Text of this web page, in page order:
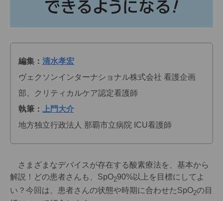
編集： 清水孝宏
ヴェクソンインターナショナル株式会社 看護企画
部、クリティカルケア認定看護師
執筆：
上門大介
地方独立行政法人 那覇市立病院 ICU看護師
さまざまなデバイスが存在する酸素療法を、基本から
解説！どの患者さんも、SpO290%以上を目標にしてよ
い？今回は、患者さんの状態や時期に合わせたSpO2の目